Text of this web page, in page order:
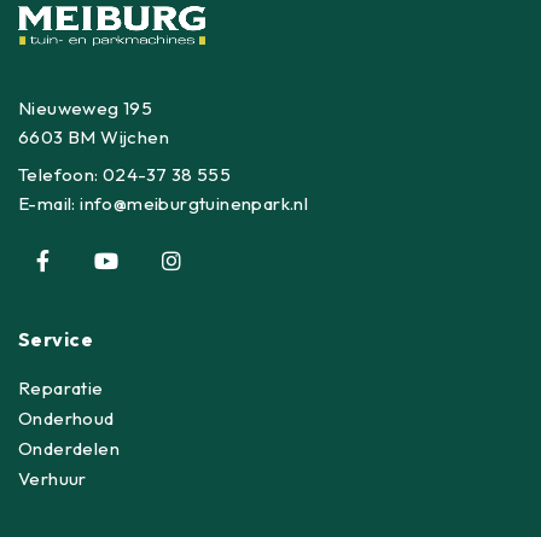
Nieuweweg 195
6603 BM Wijchen
Telefoon:024-37 38 555
E-mail:info@meiburgtuinenpark.nl
Service
Reparatie
Onderhoud
Onderdelen
Verhuur